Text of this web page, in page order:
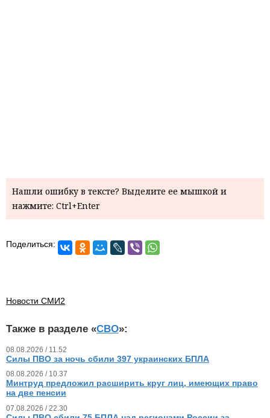
Нашли ошибку в тексте? Выделите ее мышкой и
нажмите: Ctrl+Enter
Поделиться:
Новости СМИ2
Также в разделе «СВО»:
08.08.2026 / 11.52
Силы ПВО за ночь сбили 397 украинских БПЛА
08.08.2026 / 10.37
Минтруд предложил расширить круг лиц, имеющих право
на две пенсии
07.08.2026 / 22.30